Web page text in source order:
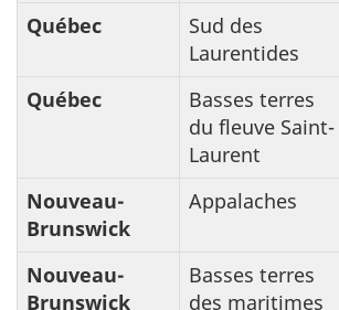
Québec
Sud des
Laurentides
Québec
Basses terres
du fleuve Saint-
Laurent
Nouveau-
Brunswick
Appalaches
Nouveau-
Brunswick
Basses terres
des maritimes